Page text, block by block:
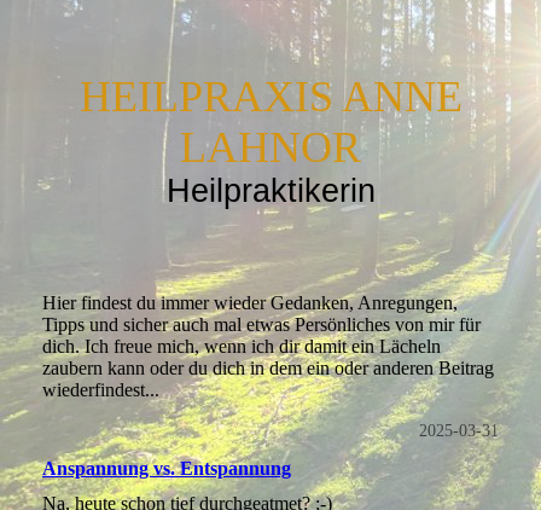
HEILPRAXIS ANNE
LAHNOR
Heilpraktikerin
Hier findest du immer wieder Gedanken, Anregungen,
Tipps und sicher auch mal etwas Persönliches von mir für
dich. Ich freue mich, wenn ich dir damit ein Lächeln
zaubern kann oder du dich in dem ein oder anderen Beitrag
wiederfindest...
2025-03-31
Anspannung vs. Entspannung
Na, heute schon tief durchgeatmet? ;-)